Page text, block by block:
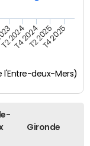
l'Entre-deux-Mers)
T2 2024T4 2024T2 2025T4 2025
Gironde